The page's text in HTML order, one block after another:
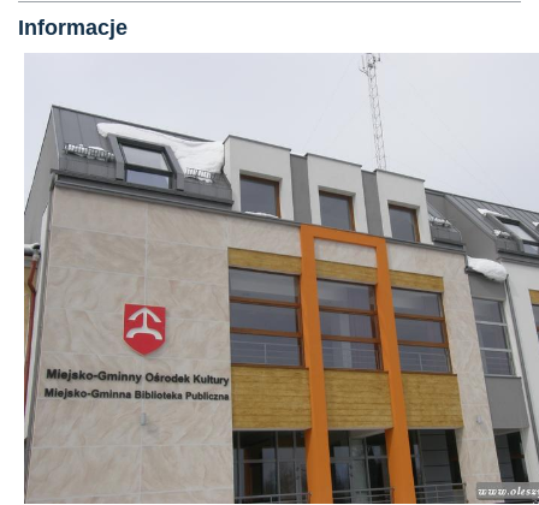
Informacje